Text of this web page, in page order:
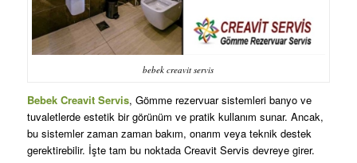
bebek creavit servis
Bebek Creavit Servis, Gömme rezervuar sistemleri banyo ve
tuvaletlerde estetik bir görünüm ve pratik kullanım sunar. Ancak,
bu sistemler zaman zaman bakım, onarım veya teknik destek
gerektirebilir. İşte tam bu noktada Creavit Servis devreye girer.